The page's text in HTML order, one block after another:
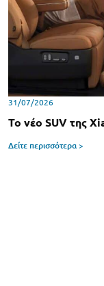
31/07/2026
Το νέο SUV της
Δείτε περισσότερα >